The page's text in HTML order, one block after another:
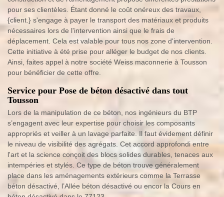
pour ses clientèles. Étant donné le coût onéreux des travaux,
{client.} s'engage à payer le transport des matériaux et produits
nécessaires lors de l'intervention ainsi que le frais de
déplacement. Cela est valable pour tous nos zone d'intervention.
Cette initiative à été prise pour alléger le budget de nos clients.
Ainsi, faites appel à notre société Weiss maconnerie à Tousson
pour bénéficier de cette offre.
Service pour Pose de béton désactivé dans tout
Tousson
Lors de la manipulation de ce béton, nos ingénieurs du BTP
s’engagent avec leur expertise pour choisir les composants
appropriés et veiller à un lavage parfaite. Il faut évidement définir
le niveau de visibilité des agrégats. Cet accord approfondi entre
l'art et la science conçoit des blocs solides durables, tenaces aux
intempéries et stylés. Ce type de béton trouve généralement
place dans les aménagements extérieurs comme la Terrasse
béton désactivé, l’Allée béton désactivé ou encor la Cours en